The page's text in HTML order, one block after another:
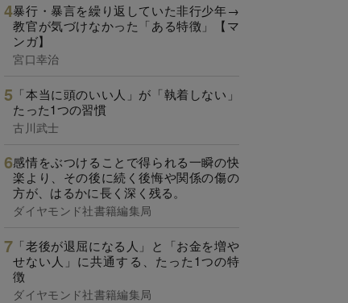
暴行・暴言を繰り返していた非行少年→
教官が気づけなかった「ある特徴」【マ
ンガ】
宮口幸治
「本当に頭のいい人」が「執着しない」
たった1つの習慣
古川武士
感情をぶつけることで得られる一瞬の快
楽より、その後に続く後悔や関係の傷の
方が、はるかに長く深く残る。
ダイヤモンド社書籍編集局
「老後が退屈になる人」と「お金を増や
せない人」に共通する、たった1つの特
徴
ダイヤモンド社書籍編集局